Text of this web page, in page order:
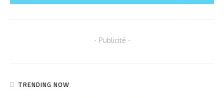
- Publicité -
TRENDING NOW